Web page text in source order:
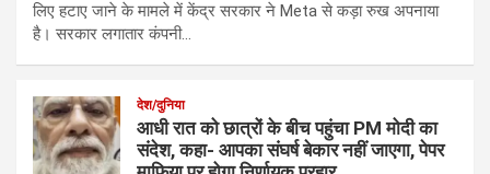
लिए हटाए जाने के मामले में केंद्र सरकार ने Meta से कड़ा रुख अपनाया
है। सरकार लगातार कंपनी…
देश/दुनिया
आधी रात को छात्रों के बीच पहुंचा PM मोदी का
संदेश, कहा- आपका संघर्ष बेकार नहीं जाएगा, पेपर